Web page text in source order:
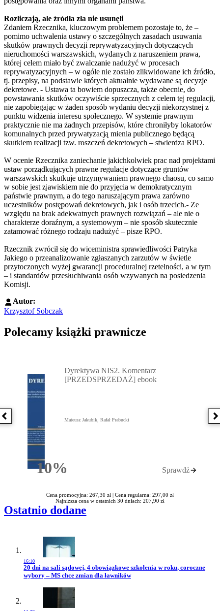
Rozliczają, ale źródła zła nie usunęli
Zdaniem Rzecznika, kluczowym problemem pozostaje to, że –
pomimo uchwalenia ustawy o szczególnych zasadach usuwania
skutków prawnych decyzji reprywatyzacyjnych dotyczących
nieruchomości warszawskich, wydanych z naruszeniem prawa,
której celem miało być zwalczanie nadużyć w procesach
reprywatyzacyjnych – w ogóle nie zostało zlikwidowane ich źródło,
tj. przepisy, na podstawie których aktualnie wydawane są decyzje
dekretowe. - Ustawa ta bowiem dopuszcza, także obecnie, do
powstawania skutków oczywiście sprzecznych z celem tej regulacji,
nie zapobiegając w żaden sposób wydaniu decyzji niekorzystnej z
punktu widzenia interesu społecznego. W systemie prawnym
praktycznie nie ma żadnych przepisów, które chroniłyby lokatorów
komunalnych przed prywatyzacją mienia publicznego będącą
skutkiem realizacji tzw. roszczeń dekretowych – stwierdza RPO.
W ocenie Rzecznika zaniechanie jakichkolwiek prac nad projektami
ustaw porządkujących prawne regulacje dotyczące gruntów
warszawskich skutkuje utrzymywaniem prawnego chaosu, co samo
w sobie jest zjawiskiem nie do przyjęcia w demokratycznym
państwie prawnym, a do tego naruszającym prawa zarówno
uczestników postępowań dekretowych, jak i osób trzecich.- Ze
względu na brak adekwatnych prawnych rozwiązań – ale nie o
charakterze doraźnym, a systemowym – nie sposób skutecznie
zatamować różnego rodzaju nadużyć – pisze RPO.
Rzecznik zwrócił się do wiceministra sprawiedliwości Patryka
Jakiego o przeanalizowanie zgłaszanych zarzutów w świetle
przytoczonych wyżej gwarancji proceduralnej rzetelności, a w tym
– i standardów przesłuchiwania osób wzywanych na posiedzenia
Komisji.
Autor:
Krzysztof Sobczak
Polecamy książki prawnicze
Poprzednia książka
10%Rabatu
Dyrektywa NIS2. Komentarz
[PRZEDSPRZEDAŻ] ebook
Mateusz Jakubik, Rafał Prabucki
Sprawdź
Cena promocyjna: 267,30 zł | Cena regularna: 297,00 zł
Najniższa cena w ostatnich 30 dniach: 207,90 zł
Ostatnio dodane
16:10
Przejdź do artykułu:
20 dni na sali sądowej, 4 obowiązkowe szkolenia w roku, coroczne
wybory – MS chce zmian dla ławników